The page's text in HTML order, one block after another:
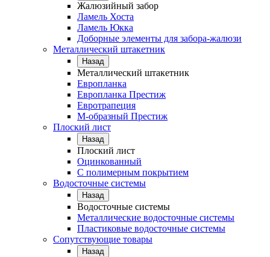
Жалюзийный забор
Ламель Хоста
Ламель Юкка
Доборные элементы для забора-жалюзи
Металлический штакетник
Назад
Металлический штакетник
Европланка
Европланка Престиж
Евротрапеция
М-образный Престиж
Плоский лист
Назад
Плоский лист
Оцинкованный
С полимерным покрытием
Водосточные системы
Назад
Водосточные системы
Металлические водосточные системы
Пластиковые водосточные системы
Сопутствующие товары
Назад